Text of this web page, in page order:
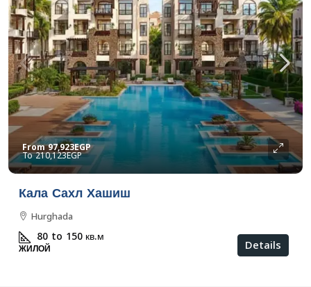
From97,923EGP
210,123EGP
Кала Сахл Хашиш
Hurghada
80 to 150кв.м
ЖИЛОЙ Details